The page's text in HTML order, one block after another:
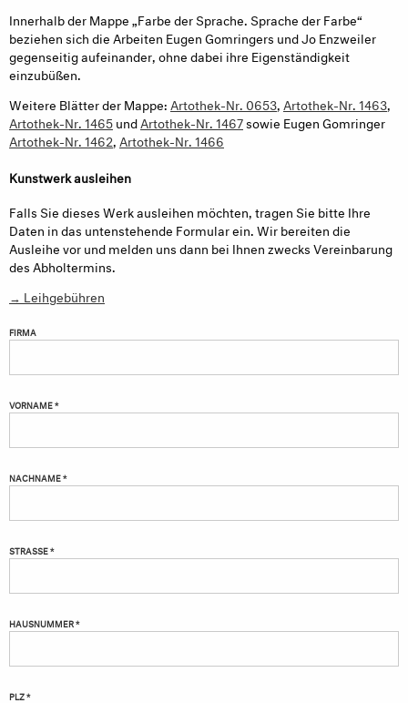
Innerhalb der Mappe „Farbe der Sprache. Sprache der Farbe“
beziehen sich die Arbeiten Eugen Gomringers und Jo Enzweiler
gegenseitig aufeinander, ohne dabei ihre Eigenständigkeit
einzubüßen.
Weitere Blätter der Mappe: Artothek-Nr. 0653 Artothek-Nr. 1463
Artothek-Nr. 1465undArtothek-Nr. 1467sowie Eugen Gomringer
Artothek-Nr. 1462 Artothek-Nr. 1466
Kunstwerk ausleihen
Falls Sie dieses Werk ausleihen möchten, tragen Sie bitte Ihre
Daten in das untenstehende Formular ein. Wir bereiten die
Ausleihe vor und melden uns dann bei Ihnen zwecks Vereinbarung
des Abholtermins.
→ Leihgebühren
FIRMA
VORNAME *
NACHNAME *
STRASSE *
HAUSNUMMER *
PLZ *